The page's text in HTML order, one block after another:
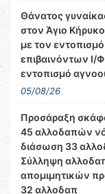
Θάνατος
στον Άγιο
με τον
επιβαινόντων Ι/
εντοπισμό
05/08/26
Προσάραξη
45 αλλοδαπών
διάσωση 33
Σύλληψη
απομιμητικών
32 αλλοδαπ